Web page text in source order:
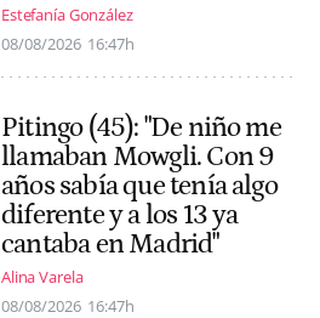
Estefanía González
08/08/2026 16:47h
Pitingo (45): "De niño me
llamaban Mowgli. Con 9
años sabía que tenía algo
diferente y a los 13 ya
cantaba en Madrid"
Alina Varela
08/08/2026 16:47h